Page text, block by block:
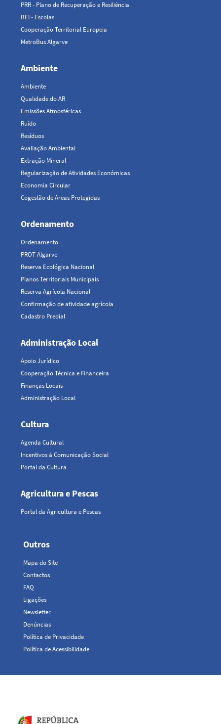
PRR - Plano de Recuperação e Resiliência
BEI - Escolas
Cooperação Territorial Europeia
MetroBus Algarve
Ambiente
Ambiente
Qualidade do AR
Emissões Atmosféricas
Ruído
Resíduos
Avaliação Ambiental
Extração Mineral
Regularização de Atividades Económicas
Economia Circular
Cogestão de Áreas Protegidas
Ordenamento
Ordenamento
PROT Algarve
Reserva Ecológica Nacional
Planos Territoriais Municipais
Reserva Agrícola Nacional
Confirmação de atividade agrícola
Cadastro Predial
Administração Local
Apoio Jurídico
Cooperação Técnica e Financeira
Finanças Locais
Administração Local
Cultura
Agenda Cultural
Incentivos à Comunicação Social
Portal da Cultura
Agricultura e Pescas
Portal da Agricultura e Pescas
Top
Menu
Outros
Mapa do Site
Contactos
FAQ
Ligações
Newsletter
Denúncias
Política de Privacidade
Política de Acessibilidade